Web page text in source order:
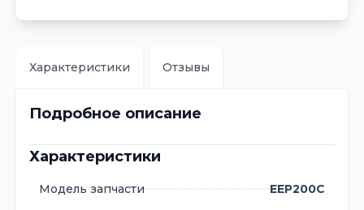
Характеристики Отзывы
Подробное описание
Характеристики
Модель запчасти
EEP200C